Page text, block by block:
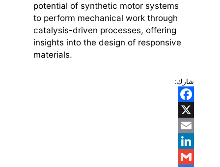
potential of synthetic motor systems
to perform mechanical work through
catalysis-driven processes, offering
insights into the design of responsive
materials.
شارك:
Facebook
X
Email
LinkedIn